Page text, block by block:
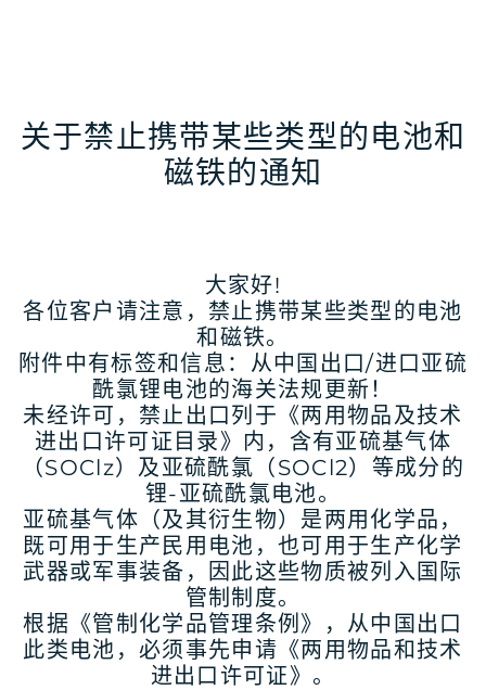
关于禁止携带某些类型的电池和
磁铁的通知
大家好!
各位客户请注意，禁止携带某些类型的电池
和磁铁。
附件中有标签和信息：从中国出口/进口亚硫
酰氯锂电池的海关法规更新！
未经许可，禁止出口列于《两用物品及技术
进出口许可证目录》内，含有亚硫基气体
（SOClz）及亚硫酰氯（SOCl2）等成分的
锂-亚硫酰氯电池。
亚硫基气体（及其衍生物）是两用化学品，
既可用于生产民用电池，也可用于生产化学
武器或军事装备，因此这些物质被列入国际
管制制度。
根据《管制化学品管理条例》，从中国出口
此类电池，必须事先申请《两用物品和技术
进出口许可证》。